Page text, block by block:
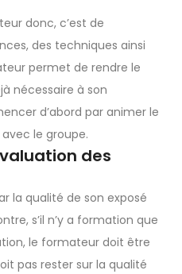
donc, c’est de
des techniques ainsi
permet de rendre le
nécessaire à son
d’abord par animer le
le groupe.
des
la qualité de son exposé
s’il n’y a formation que
le formateur doit être
pas rester sur la qualité